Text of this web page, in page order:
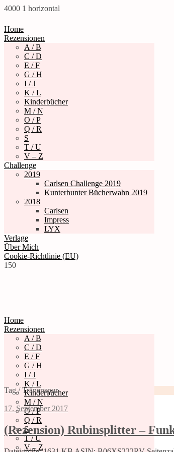
4000 1 horizontal
Home
Rezensionen
A / B
C / D
E / F
G / H
I / J
K / L
Kinderbücher
M / N
O / P
Q / R
S
T / U
V – Z
Challenge
2019
Carlsen Challenge 2019
Kunterbunter Bücherwahn 2019
2018
Carlsen
Impress
LYX
Verlage
Über Mich
Cookie-Richtlinie (EU)
150
Home
Rezensionen
A / B
C / D
E / F
G / H
I / J
K / L
Kinderbücher
M / N
O / P
Q / R
S
T / U
V – Z
Tag / Tränenspur
17. September 2017
(Rezension) Rubinsplitter –